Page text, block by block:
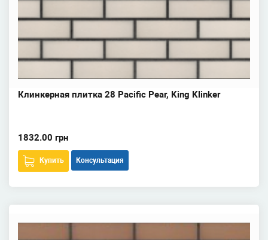
Клинкерная плитка 28 Pacific Pear, King Klinker
1832.00 грн
Купить Консультация